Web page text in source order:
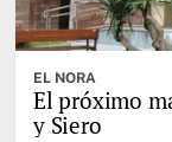
EL NORA
El próximo
y Siero